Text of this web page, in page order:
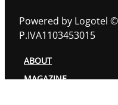
Powered by Logotel
P.IVA1103453015
ABOUT
MAGAZINE